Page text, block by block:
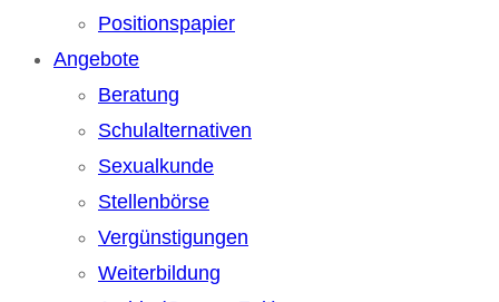
Positionspapier
Angebote
Beratung
Schulalternativen
Sexualkunde
Stellenbörse
Vergünstigungen
Weiterbildung